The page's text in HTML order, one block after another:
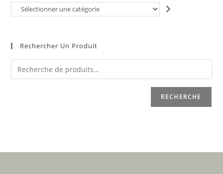
Rechercher Un Produit
RECHERCHE